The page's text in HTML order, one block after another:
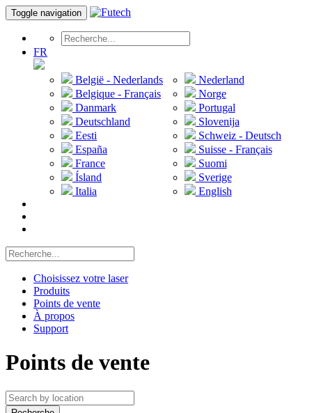
Toggle navigation
FR
België - Nederlands
Belgique - Français
Danmark
Deutschland
Eesti
España
France
Ísland
Italia
Nederland
Norge
Portugal
Slovenija
Schweiz - Deutsch
Suisse - Français
Suomi
Sverige
English
Choisissez votre laser
Produits
Points de vente
À propos
Support
Points de vente